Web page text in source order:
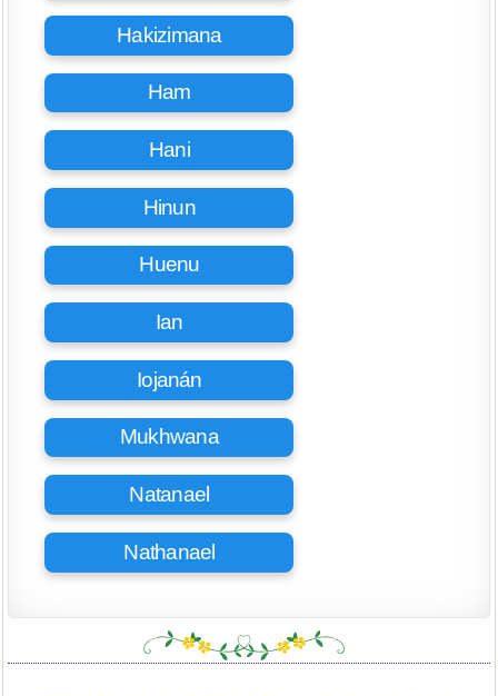
Hakizimana
Ham
Hani
Hinun
Huenu
Ian
Iojanán
Mukhwana
Natanael
Nathanael